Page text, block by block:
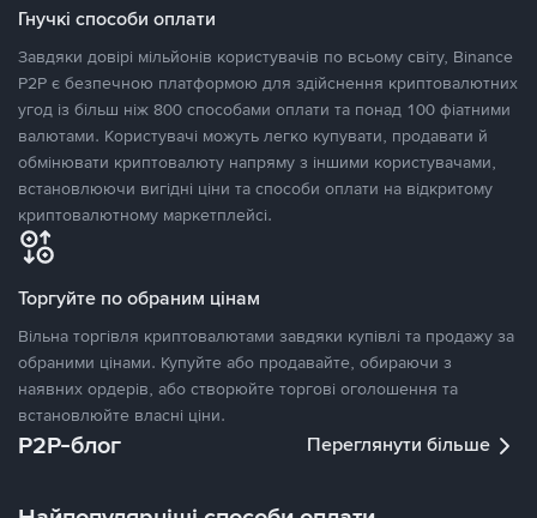
Гнучкі способи оплати
Завдяки довірі мільйонів користувачів по всьому світу, Binance
P2P є безпечною платформою для здійснення криптовалютних
угод із більш ніж 800 способами оплати та понад 100 фіатними
валютами. Користувачі можуть легко купувати, продавати й
обмінювати криптовалюту напряму з іншими користувачами,
встановлюючи вигідні ціни та способи оплати на відкритому
криптовалютному маркетплейсі.
Торгуйте по обраним цінам
Вільна торгівля криптовалютами завдяки купівлі та продажу за
обраними цінами. Купуйте або продавайте, обираючи з
наявних ордерів, або створюйте торгові оголошення та
встановлюйте власні ціни.
P2P-блог Переглянути більше